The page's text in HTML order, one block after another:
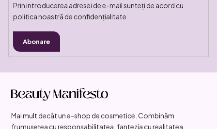
Prin introducerea adresei de e-mail sunteți de acord cu
politica noastră de confidențialitate
Abonare
Mai mult decât un e-shop de cosmetice. Combinăm
frumusețea cu responsabilitatea, fantezia cu realitatea